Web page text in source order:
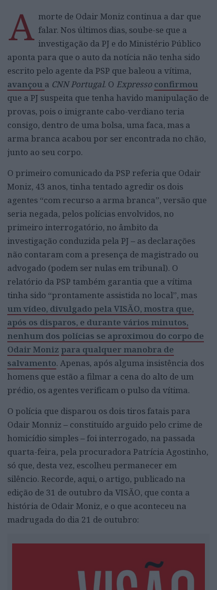
A morte de Odair Moniz continua a dar que
falar. Nos últimos dias, soube-se que a
investigação da PJ e do Ministério Público
aponta para que o auto da notícia não tenha sido
escrito pelo agente da PSP que baleou a vítima,
avançou a CNN Portugal. O Expresso confirmou
que a PJ suspeita que tenha havido manipulação de
provas, pois o imigrante cabo-verdiano teria
consigo, dentro de uma bolsa, uma faca, mas a
arma branca acabou por ser encontrada no chão,
junto ao seu corpo.
O primeiro comunicado da PSP referia que Odair
Moniz, 43 anos, tinha tentado agredir os dois
agentes “com recurso a arma branca”, versão que
seria negada, pelos polícias envolvidos, no
primeiro interrogatório, no âmbito da
investigação conduzida pela PJ – as declarações
não contaram com a presença de magistrado ou
advogado (podem ser nulas em tribunal). O
relatório da PSP também garantia que a vítima
tinha sido “prontamente assistida no local”, mas
um vídeo, divulgado pela VISÃO, mostra que,
após os disparos, e durante vários minutos,
nenhum dos polícias se aproximou do corpo de
Odair Moniz para qualquer manobra de
salvamento. Apenas, após alguma insistência dos
homens que estão a filmar a cena do alto de um
prédio, os agentes verificam o pulso da vítima.
O polícia que disparou os dois tiros fatais para
Odair Monniz – constituído arguido pelo crime de
homicídio simples–foi interrogado, na passada
quarta-feira, pela procuradora Patrícia Agostinho,
só que, desta vez, escolheu permanecer em
silêncio. Recorde, aqui, o artigo, publicado na
edição de 31 de outubro da VISÃO, que conta a
história de Odair Moniz, e o que aconteceu na
madrugada do dia 21 de outubro: